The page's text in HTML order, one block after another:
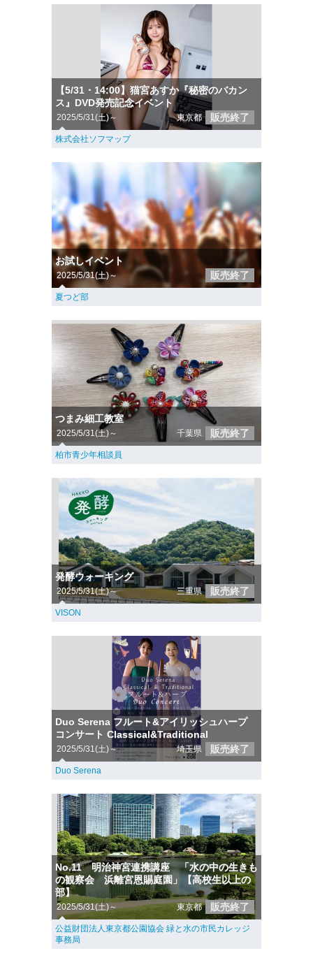
【5/31・14:00】猫宮あすか『秘密のバカン
ス』DVD発売記念イベント
2025/5/31(土)～ 東京都 販売終了
株式会社ソフマップ
お試しイベント
2025/5/31(土)～ 販売終了
夏つど部
つまみ細工教室
2025/5/31(土)～ 千葉県 販売終了
柏市青少年相談員
発酵ウォーキング
2025/5/31(土)～ 三重県 販売終了
VISON
Duo Serena フルート&アイリッシュハープ
コンサート Classical&Traditional
2025/5/31(土)～ 埼玉県 販売終了
Duo Serena
No.11 明治神宮連携講座 「水の中の生きも
の観察会 浜離宮恩賜庭園」【高校生以上の
部】
2025/5/31(土)～ 東京都 販売終了
公益財団法人東京都公園協会 緑と水の市民カレッジ
事務局